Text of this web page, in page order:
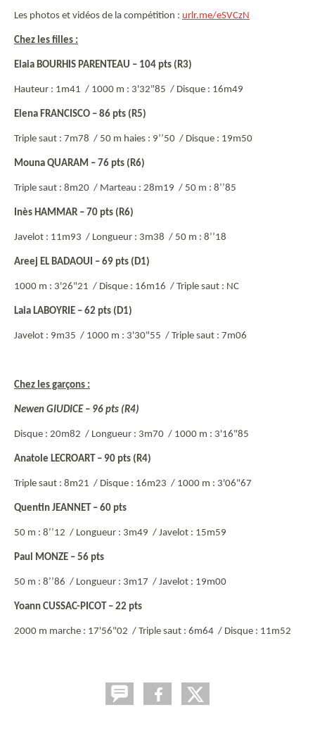
Les photos et vidéos de la compétition : urlr.me/eSVCzN
Chez les filles :
Elaia BOURHIS PARENTEAU – 104 pts (R3)
Hauteur : 1m41 / 1000 m : 3'32"85 / Disque : 16m49
Elena FRANCISCO – 86 pts (R5)
Triple saut : 7m78 / 50 m haies : 9’’50 / Disque : 19m50
Mouna QUARAM – 76 pts (R6)
Triple saut : 8m20 / Marteau : 28m19 / 50 m : 8’’85
Inès HAMMAR – 70 pts (R6)
Javelot : 11m93 / Longueur : 3m38 / 50 m : 8’’18
Areej EL BADAOUI – 69 pts (D1)
1000 m : 3'26"21 / Disque : 16m16 / Triple saut : NC
Laia LABOYRIE – 62 pts (D1)
Javelot : 9m35 / 1000 m : 3'30"55 / Triple saut : 7m06
Chez les garçons :
Newen GIUDICE – 96 pts (R4)
Disque : 20m82 / Longueur : 3m70 / 1000 m : 3'16"85
Anatole LECROART – 90 pts (R4)
Triple saut : 8m21 / Disque : 16m23 / 1000 m : 3'06"67
Quentin JEANNET – 60 pts
50 m : 8’’12 / Longueur : 3m49 / Javelot : 15m59
Paul MONZE – 56 pts
50 m : 8’’86 / Longueur : 3m17 / Javelot : 19m00
Yoann CUSSAC-PICOT – 22 pts
2000 m marche : 17'56"02 / Triple saut : 6m64 / Disque : 11m52